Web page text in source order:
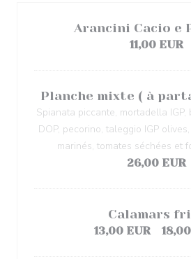
Arancini Cacio e
11,00 EUR
Planche mixte ( à
Spianata piccante, mortadella
DOP, pecorino, taleggio IGP
marinés, tomates séchées et
26,00 EUR
Calamars
13,00 EUR